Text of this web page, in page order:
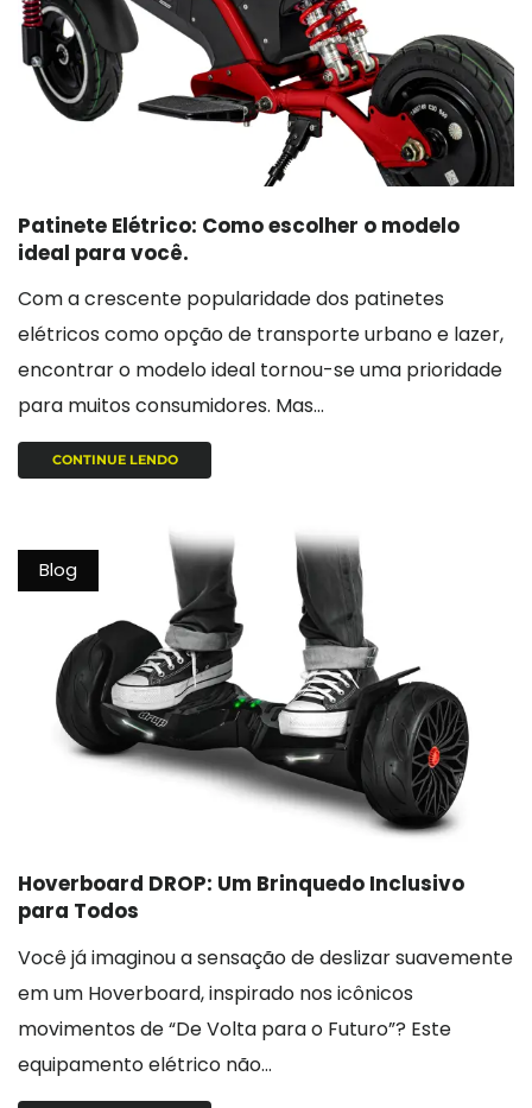
Patinete Elétrico: Como escolher o modelo
ideal para você.
Com a crescente popularidade dos patinetes
elétricos como opção de transporte urbano e lazer,
encontrar o modelo ideal tornou-se uma prioridade
para muitos consumidores. Mas...
CONTINUE LENDO
Blog
Hoverboard DROP: Um Brinquedo Inclusivo
para Todos
Você já imaginou a sensação de deslizar suavemente
em um Hoverboard, inspirado nos icônicos
movimentos de “De Volta para o Futuro”? Este
equipamento elétrico não...